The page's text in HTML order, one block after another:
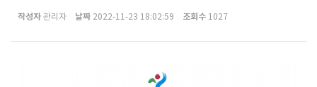
작성자 관리자 날짜 2022-11-23 18:02:59 조회수 1027